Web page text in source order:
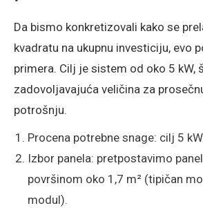
Da bismo konkretizovali kako se
kvadratu na ukupnu investiciju, evo
primera. Cilj je sistem od oko 5 kW,
zadovoljavajuća veličina za
potrošnju.
Procena potrebne snage: cilj 5
Izbor panela: pretpostavimo
površinom oko 1,7 m² (tipičan
modul).